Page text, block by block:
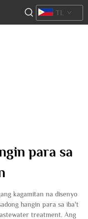
TL
para sa
kagamitan na disenyo
hangin para sa iba't
treatment. Ang